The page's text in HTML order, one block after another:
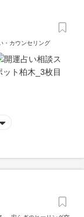
・カウンセリング